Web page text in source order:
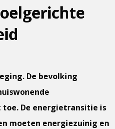
De bevolking
De energietransitie is
moeten energiezuinig en